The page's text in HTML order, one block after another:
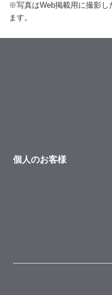
※写真はWeb掲載用に撮影し
ます。
個人のお客様